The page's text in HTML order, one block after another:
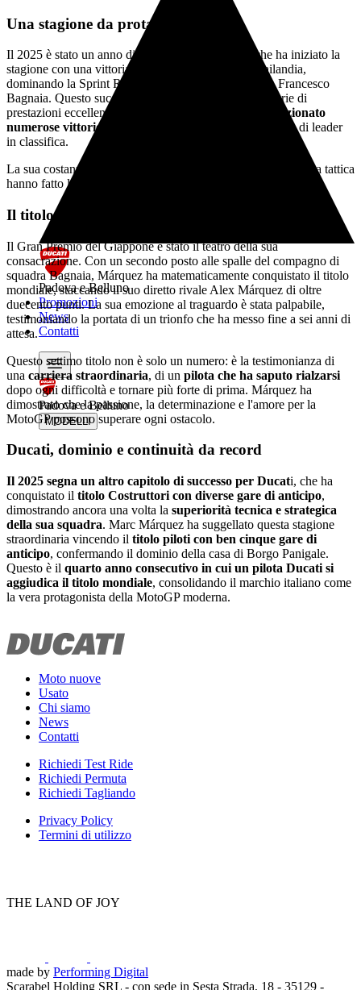
Padova e Belluno
Promozioni
News
Contatti
Padova e Belluno
MODELLI
Una stagione da protagonista
Il 2025 è stato un anno di rinascita per Márquez, che ha iniziato la
stagione con una vittoria alla gara inaugurale in Thailandia,
dominando la Sprint Race davanti al fratello Alex e a Francesco
Bagnaia. Questo successo ha segnato l'inizio di una serie di
prestazioni eccellenti, con il
pilota Ducati che ha collezionato
numerose vittorie e podi
, consolidando la sua posizione di leader
in classifica.
La sua costanza e la capacità di gestire le gare con intelligenza tattica
hanno fatto la differenza in una stagione dominata.
Il titolo arriva a Motegi
Il Gran Premio del Giappone è stato il teatro della sua
consacrazione. Con un secondo posto alle spalle del compagno di
squadra Bagnaia, Márquez ha matematicamente conquistato il titolo
mondiale, staccando il suo diretto rivale Alex Márquez di oltre
duecento punti. La sua emozione al traguardo è stata palpabile,
testimoniando la portata di un trionfo che ha messo fine a sei anni di
attesa.
Questo settimo titolo non è solo un numero: è la testimonianza di
una carriera straordinaria, di un pilota che ha saputo rialzarsi
dopo ogni difficoltà e tornare più forte di prima. Márquez ha
dimostrato che la passione, la determinazione e l'amore per la
MotoGP possono superare ogni ostacolo.
Ducati, dominio e continuità da record
Il 2025 segna un altro capitolo di successo per Ducati, che ha
conquistato il titolo Costruttori con diverse gare di anticipo,
dimostrando ancora una volta la superiorità tecnica e strategica
della sua squadra. Marc Márquez ha suggellato questa stagione
straordinaria vincendo il titolo piloti con ben cinque gare di
anticipo, confermando il dominio della casa di Borgo Panigale.
Questo è il quarto anno consecutivo in cui un pilota Ducati si
aggiudica il titolo mondiale, consolidando il marchio italiano come
la vera protagonista della MotoGP moderna.
Moto nuove
Usato
Chi siamo
News
Contatti
Richiedi Test Ride
Richiedi Permuta
Richiedi Tagliando
Privacy Policy
Termini di utilizzo
THE LAND OF JOY
made by Performing Digital
Scarabel Holding SRL - con sede in Sesta Strada, 18 - 35129 -